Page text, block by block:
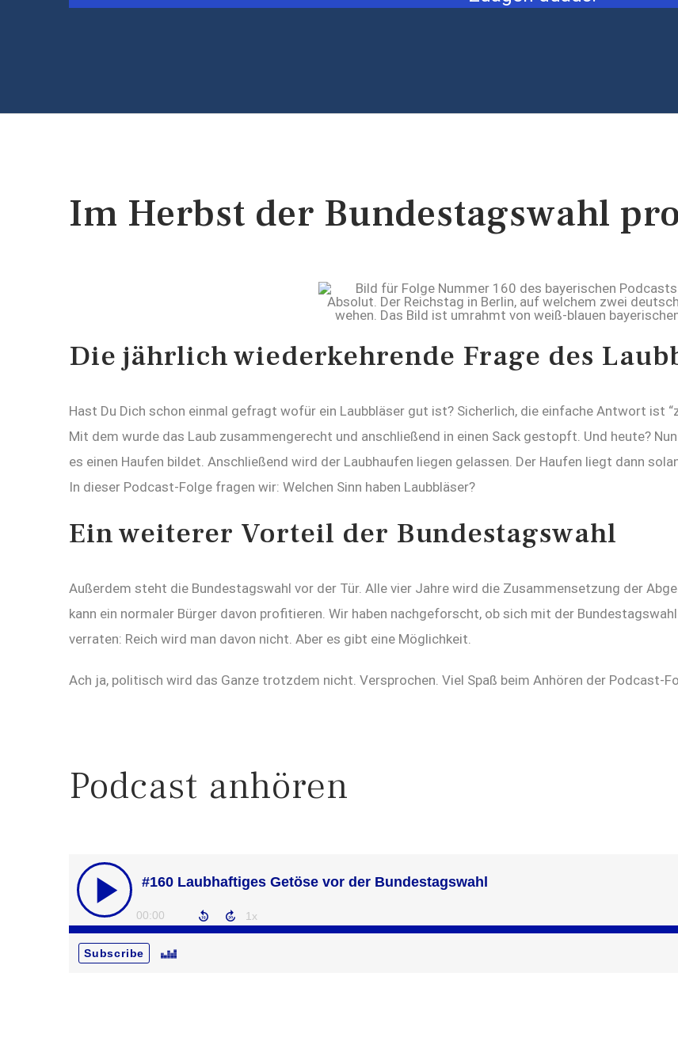
Im Herbst der Bundestagswahl
Die jährlich wiederkehrende Frage des
Hast Du Dich schon einmal gefragt wofür ein Laubbläser gut ist? Sicherlich, die einfache Antwort ist
Mit dem wurde das Laub zusammengerecht und anschließend in einen Sack gestopft. Und heute?
es einen Haufen bildet. Anschließend wird der Laubhaufen liegen gelassen. Der Haufen liegt dann
In dieser Podcast-Folge fragen wir: Welchen Sinn haben Laubbläser?
Ein weiterer Vorteil der Bundestagswahl
Außerdem steht die Bundestagswahl vor der Tür. Alle vier Jahre wird die Zusammensetzung der
kann ein normaler Bürger davon profitieren. Wir haben nachgeforscht, ob sich mit der
verraten: Reich wird man davon nicht. Aber es gibt eine Möglichkeit.
Ach ja, politisch wird das Ganze trotzdem nicht. Versprochen. Viel Spaß beim Anhören der Podcast-
Podcast anhören